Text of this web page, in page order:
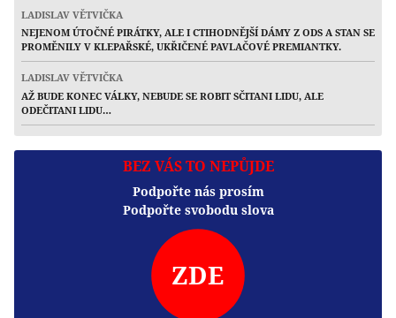
LADISLAV VĚTVIČKA
NEJENOM ÚTOČNÉ PIRÁTKY, ALE I CTIHODNĚJŠÍ DÁMY Z ODS A STAN SE
PROMĚNILY V KLEPAŘSKÉ, UKŘIČENÉ PAVLAČOVÉ PREMIANTKY.
LADISLAV VĚTVIČKA
AŽ BUDE KONEC VÁLKY, NEBUDE SE ROBIT SČITANI LIDU, ALE
ODEČITANI LIDU…
BEZ VÁS TO NEPŮJDE
Podpořte nás prosím
Podpořte svobodu slova
ZDE